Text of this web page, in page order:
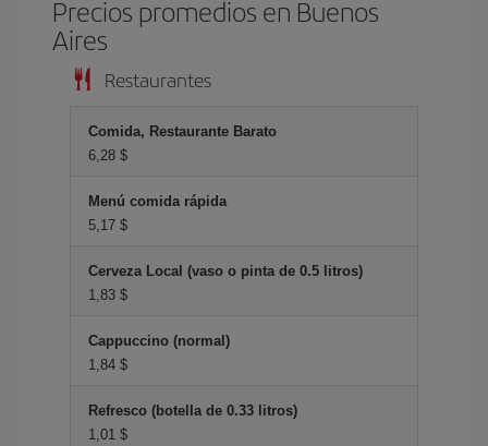
Precios promedios en Buenos
Aires
Restaurantes
Comida, Restaurante Barato
6,28 $
Menú comida rápida
5,17 $
Cerveza Local (vaso o pinta de 0.5 litros)
1,83 $
Cappuccino (normal)
1,84 $
Refresco (botella de 0.33 litros)
1,01 $